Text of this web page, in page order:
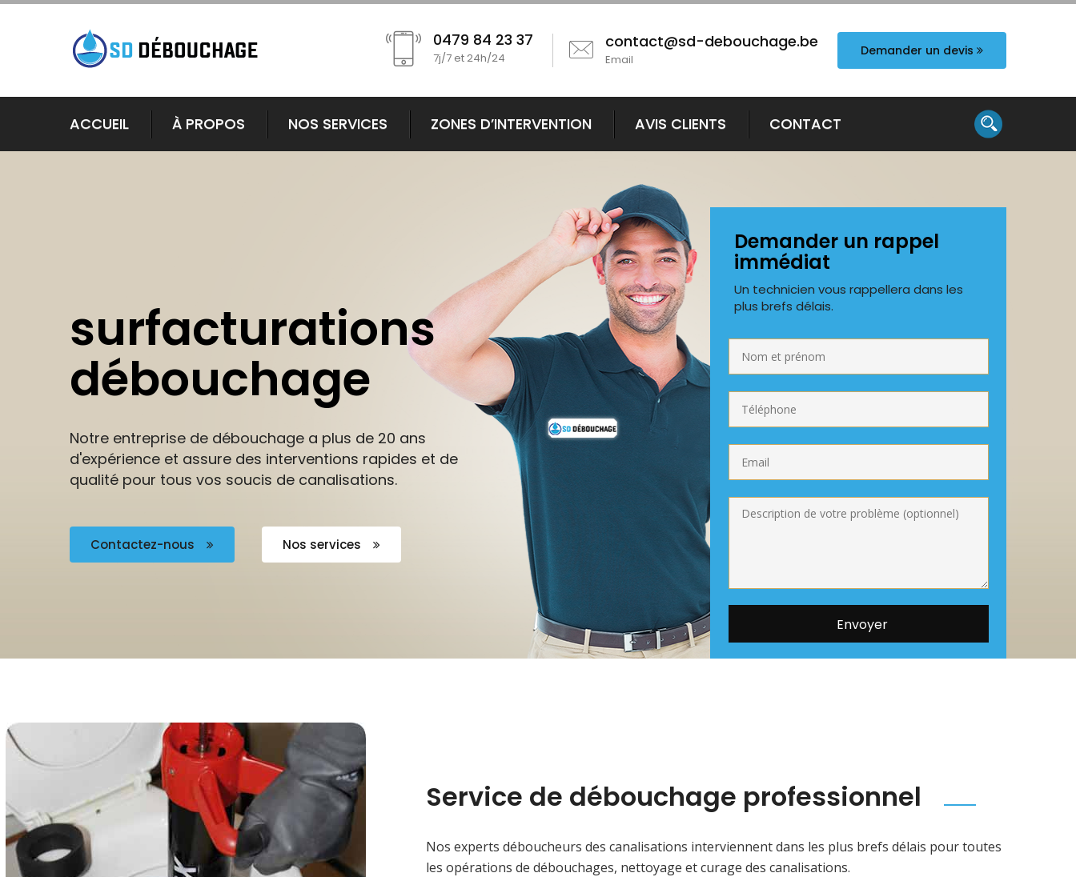
0479 84 23 37
7j/7 et 24h/24
contact@sd-debouchage.be
Email
Demander un devis
ACCUEIL À PROPOS NOS SERVICES ZONES D’INTERVENTION AVIS CLIENTS CONTACT
surfacturations
débouchage
Notre entreprise de débouchage a plus de 20 ans
d'expérience et assure des interventions rapides et de
qualité pour tous vos soucis de canalisations.
Contactez-nous Nos services
Demander un rappel
immédiat
Un technicien vous rappellera dans les
plus brefs délais.
Service de débouchage professionnel
Nos experts déboucheurs des canalisations interviennent dans les plus brefs délais pour toutes
les opérations de débouchages, nettoyage et curage des canalisations.